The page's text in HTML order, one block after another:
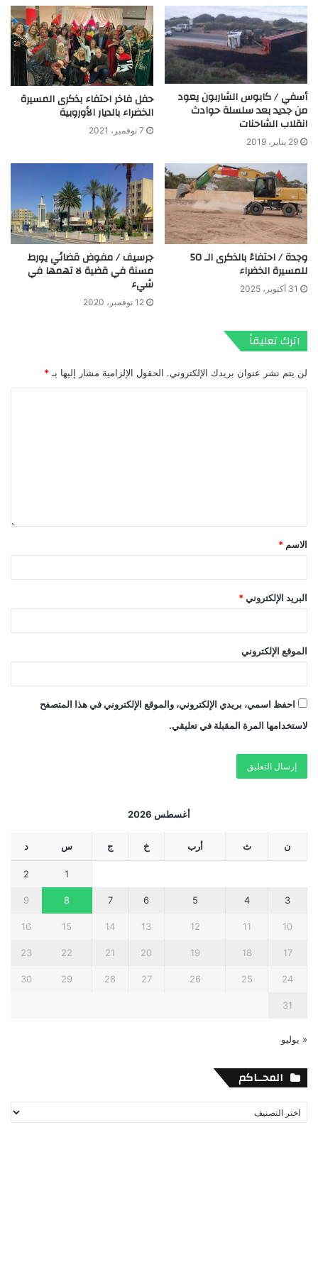
أسفي / كابوس الشاربون يعود
من جديد بعد سلسلة حوادث
انقلاب الشاحنات
29 يناير، 2019
حفل فاخر احتفاء بذكرى المسيرة
الخضراء بالديار الأوروبية
7 نوفمبر، 2021
وجدة / احتفاءً بالذكرى الـ 50
للمسيرة الخضراء
31 أكتوبر، 2025
جرسيف / مفوض قضائي يورط
مسنة في قضية لا تهمها في
شيء
12 نوفمبر، 2020
اترك تعليقاً
لن يتم نشر عنوان بريدك الإلكتروني. الحقول الإلزامية مشار إليها بـ *
الاسم *
البريد الإلكتروني *
الموقع الإلكتروني
احفظ اسمي، بريدي الإلكتروني، والموقع الإلكتروني في هذا المتصفح
لاستخدامها المرة المقبلة في تعليقي.
أغسطس 2026
ن ث أرب خ ج س د
1
2
3
4
5
6
7
8
9
10
11
12
13
14
15
16
17
18
19
20
21
22
23
24
25
26
27
28
29
30
31
« يوليو
المحــاكم
المحــاكم